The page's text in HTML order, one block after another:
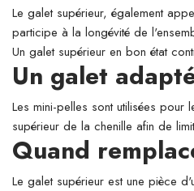
Le galet supérieur, également
participe à la longévité de
Un galet supérieur en bon état
Un galet
Les mini-pelles sont utilisées pour
supérieur de la chenille afin de
Quand
Le galet supérieur est une pièce